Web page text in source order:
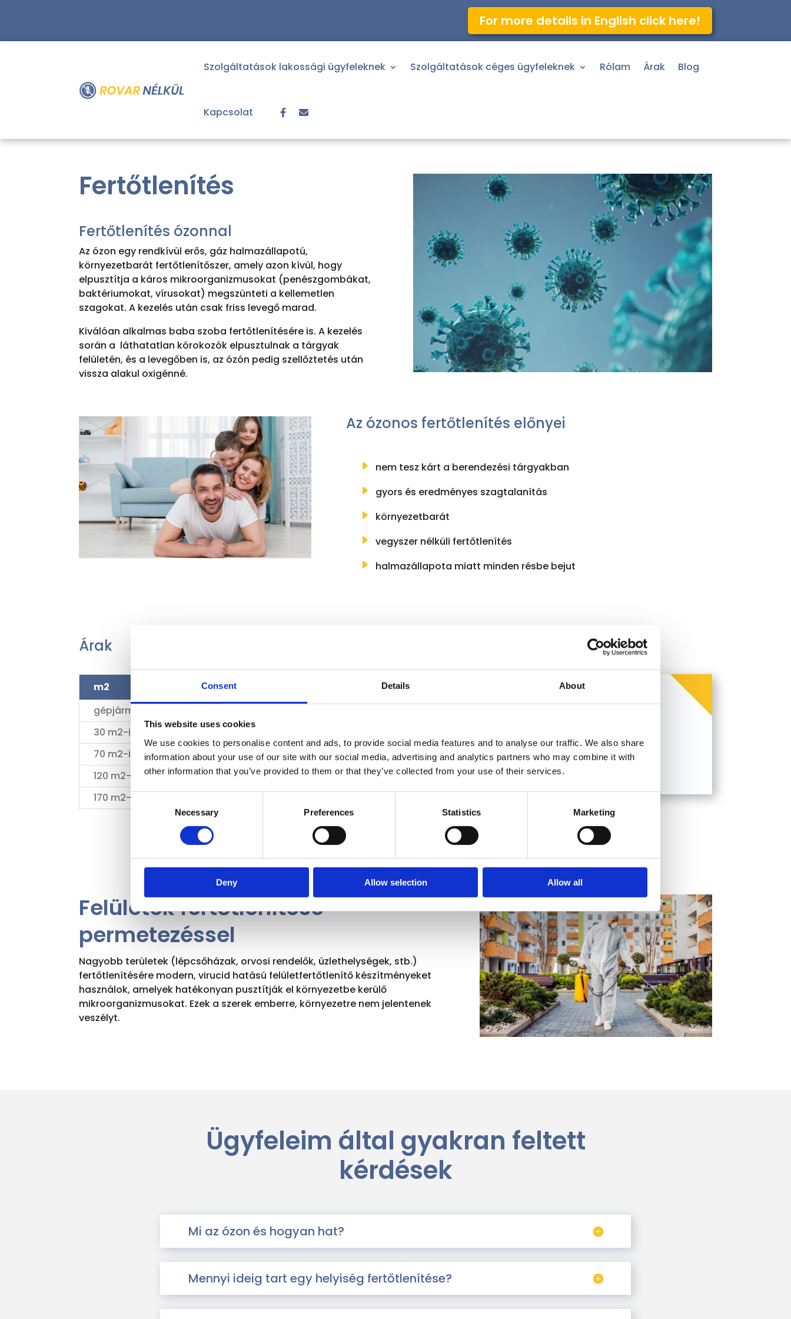
Consent Details About
This website uses cookies
We use cookies to personalise content and ads, to provide social media features and to analyse our traffic. We also share
information about your use of our site with our social media, advertising and analytics partners who may combine it with
other information that you’ve provided to them or that they’ve collected from your use of their services.
Consent
Selection
Necessary Preferences Statistics Marketing
Deny Allow selection Allow all
For more details in English click here!
Szolgáltatások lakossági ügyfeleknek Szolgáltatások céges ügyfeleknek Rólam Árak Blog
Kapcsolat
Fertőtlenítés
Fertőtlenítés ózonnal
Az ózon egy rendkívül erős, gáz halmazállapotú,
környezetbarát fertőtlenítőszer, amely azon kívül, hogy
elpusztítja a káros mikroorganizmusokat (penészgombákat,
baktériumokat, vírusokat) megszünteti a kellemetlen
szagokat. A kezelés után csak friss levegő marad.
Kiválóan alkalmas baba szoba fertőtlenítésére is. A kezelés
során a láthatatlan kórokozók elpusztulnak a tárgyak
felületén, és a levegőben is, az ózón pedig szellőztetés után
vissza alakul oxigénné.
Az ózonos fertőtlenítés előnyei
nem tesz kárt a berendezési tárgyakban
gyors és eredményes szagtalanítás
környezetbarát
vegyszer nélküli fertőtlenítés
halmazállapota miatt minden résbe bejut
Árak
m2
gépjármű
30 m2-ig
70 m2-ig
19 000 Ft
120 m2-ig
24 000 Ft
170 m2-ig
KÉRJEN AJÁNLATOT!
Felületek fertőtlenítése
permetezéssel
Nagyobb területek (lépcsőházak, orvosi rendelők, üzlethelységek, stb.)
fertőtlenítésére modern, virucid hatású felületfertőtlenítő készítményeket
használok, amelyek hatékonyan pusztítják el környezetbe kerülő
mikroorganizmusokat. Ezek a szerek emberre, környezetre nem jelentenek
veszélyt.
Ügyfeleim által gyakran feltett
kérdések
Mi az ózon és hogyan hat?
Mennyi ideig tart egy helyiség fertőtlenítése?